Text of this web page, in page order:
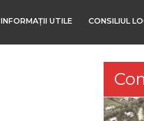
INFORMAȚII UTILE CONSILIUL